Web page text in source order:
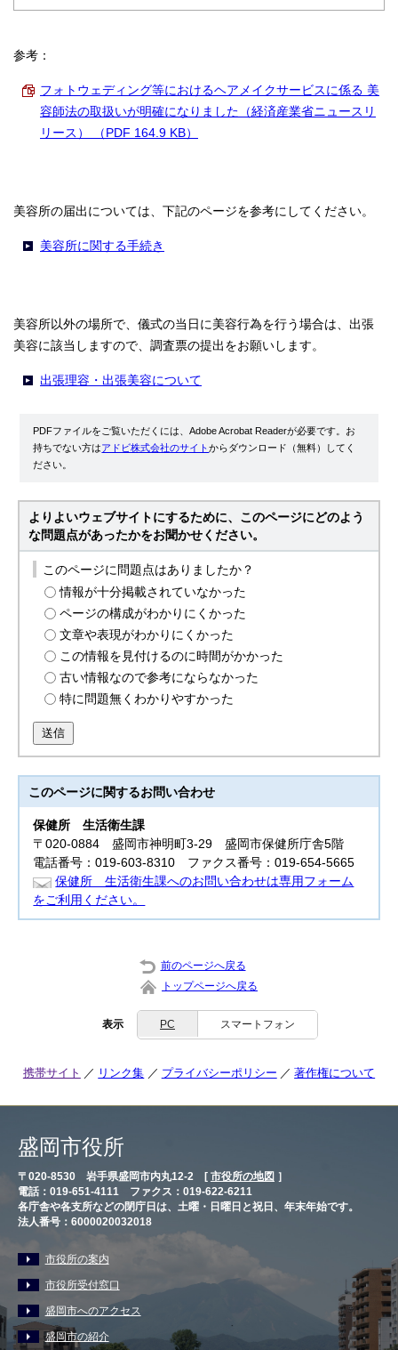
参考：
フォトウェディング等におけるヘアメイクサービスに係る 美
容師法の取扱いが明確になりました（経済産業省ニュースリ
リース） （PDF 164.9 KB）
美容所の届出については、下記のページを参考にしてください。
美容所に関する手続き
美容所以外の場所で、儀式の当日に美容行為を行う場合は、出張
美容に該当しますので、調査票の提出をお願いします。
出張理容・出張美容について
PDFファイルをご覧いただくには、Adobe Acrobat Readerが必要です。お
持ちでない方はアドビ株式会社のサイトからダウンロード（無料）してく
ださい。
よりよいウェブサイトにするために、このページにどのよう
な問題点があったかをお聞かせください。
このページに問題点はありましたか？
情報が十分掲載されていなかった
ページの構成がわかりにくかった
文章や表現がわかりにくかった
この情報を見付けるのに時間がかかった
古い情報なので参考にならなかった
特に問題無くわかりやすかった
送信
このページに関するお問い合わせ
保健所生活衛生課
〒020-0884 盛岡市神明町3-29 盛岡市保健所庁舎5階
電話番号：019-603-8310 ファクス番号：019-654-5665
保健所 生活衛生課へのお問い合わせは専用フォーム
をご利用ください。
前のページへ戻る
トップページへ戻る
表示 PC スマートフォン
携帯サイト リンク集 プライバシーポリシー 著作権について
盛岡市役所
〒020-8530 岩手県盛岡市内丸12-2 [ 市役所の地図 ］
電話：019-651-4111 ファクス：019-622-6211
各庁舎や各支所などの閉庁日は、土曜・日曜日と祝日、年末年始です。
法人番号：6000020032018
市役所の案内
市役所受付窓口
盛岡市へのアクセス
盛岡市の紹介